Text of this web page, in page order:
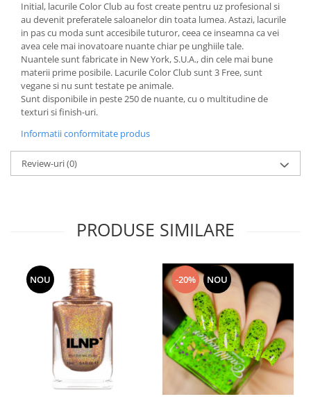
Initial, lacurile Color Club au fost create pentru uz profesional si
au devenit preferatele saloanelor din toata lumea. Astazi, lacurile
in pas cu moda sunt accesibile tuturor, ceea ce inseamna ca vei
avea cele mai inovatoare nuante chiar pe unghiile tale.
Nuantele sunt fabricate in New York, S.U.A., din cele mai bune
materii prime posibile. Lacurile Color Club sunt 3 Free, sunt
vegane si nu sunt testate pe animale.
Sunt disponibile in peste 250 de nuante, cu o multitudine de
texturi si finish-uri.
Informatii conformitate produs
Review-uri(0)
PRODUSE SIMILARE
NOU -20% NOU